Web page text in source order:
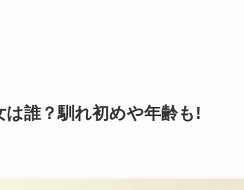
は誰？馴れ初めや年齢も!